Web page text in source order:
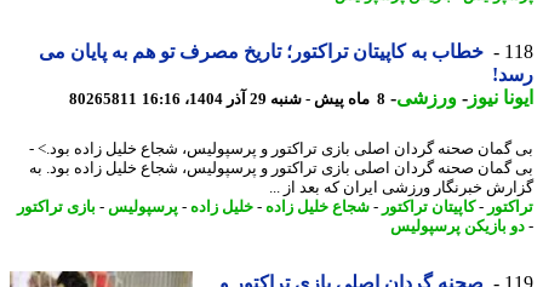
خطاب به کاپیتان تراکتور؛ تاریخ مصرف تو هم به پایان می
نیوز-ورزشی-8 ماه پیش - شنبه 29 آذر 1404، 16:16 80265811
صحنه گردان اصلی بازی تراکتور و پرسپولیس، شجاع خلیل زاده بود.> -
صحنه گردان اصلی بازی تراکتور و پرسپولیس، شجاع خلیل زاده بود. به
خبرنگار ورزشی ایران که بعد از ...
-کاپیتان تراکتور -شجاع خلیل زاده - خلیل زاده - پرسپولیس-بازی تراکتور
بازیکن پرسپولیس
صحنه گردان اصلی بازی تراکتور و